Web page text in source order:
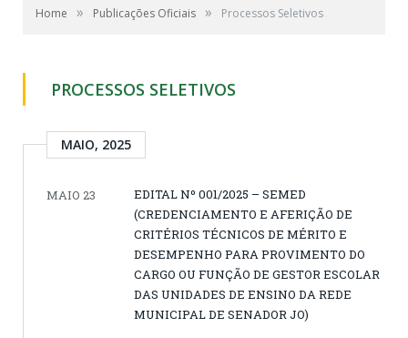
Home » Publicações Oficiais » Processos Seletivos
PROCESSOS SELETIVOS
MAIO, 2025
MAIO 23
EDITAL Nº 001/2025 – SEMED
(CREDENCIAMENTO E AFERIÇÃO DE
CRITÉRIOS TÉCNICOS DE MÉRITO E
DESEMPENHO PARA PROVIMENTO DO
CARGO OU FUNÇÃO DE GESTOR ESCOLAR
DAS UNIDADES DE ENSINO DA REDE
MUNICIPAL DE SENADOR JO)